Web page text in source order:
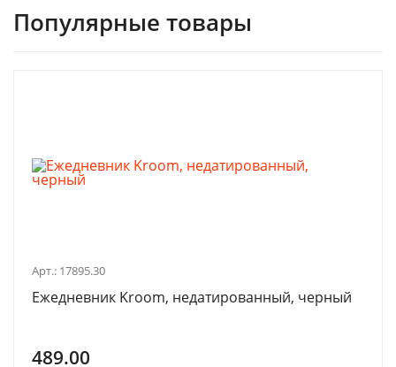
Популярные товары
Арт.: 17895.30
Ежедневник Kroom, недатированный, черный
489.00